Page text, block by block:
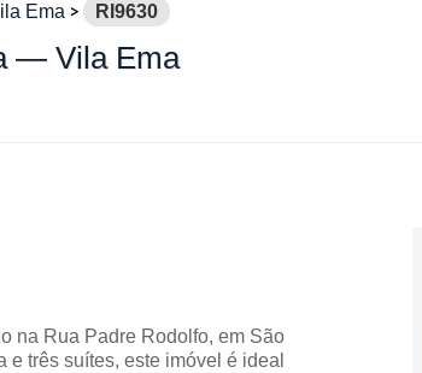
Ema RI9630
— Vila Ema
na Rua Padre Rodolfo, em São
três suítes, este imóvel é ideal